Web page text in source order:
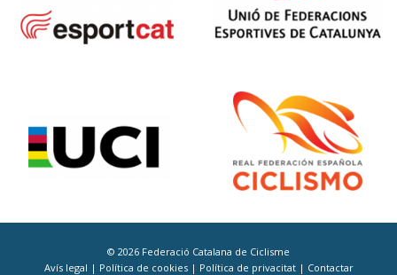
© 2026 Federació Catalana de Ciclisme
Avís legal | Política de cookies | Política de privacitat | Contactar